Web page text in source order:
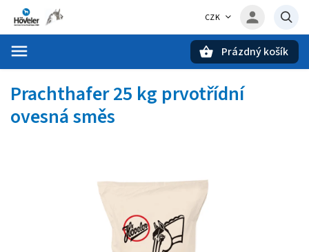
CZK
Prázdný košík
Pracht­hafer 25 kg prvotřídní
ovesná směs